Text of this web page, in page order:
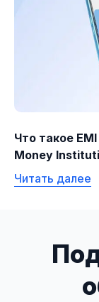
Что такое
Money
Читать далее